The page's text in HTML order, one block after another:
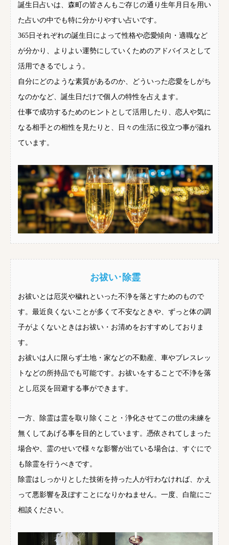
誕生日占いは、森町の皆さんもご存じの通り生年月日を用い
た占いの中でも特に分かりやすい占いです。
365日それぞれの誕生日によって性格や恋愛傾向・適職など
が分かり、よりよい運勢にしていくためのアドバイスとして
活用できるでしょう。
自分にどのような素質があるのか、どういった恋愛をしがち
なのかなど、誕生日だけで個人の特性を占えます。
仕事で成功するためのヒントとして活用したり、恋人や気に
なる相手との相性を見たりと、日々の生活に役立つ事が溢れ
ています。
お祓い･除霊
お祓いとは厄災や穢れといった不浄を落とすためのもので
す。最近良くないことが多くて不安なときや、ずっと体の調
子がよくないときはお祓い・お清めをおすすめしておりま
す。
お祓いは人に限らず土地・家などの不動産、車やブレスレッ
トなどの所持品でも可能です。お祓いをすることで不浄を落
とし厄災を回避する事ができます。
一方、除霊は霊を取り除くこと・浄化させてこの世の未練を
無くしてあげる事を目的としています。憑依されてしまった
場合や、霊のせいで様々な影響が出ている場合は、すぐにで
も除霊を行うべきです。
除霊はしっかりとした技術を持った人が行わなければ、かえ
って悪影響を及ぼすことになりかねません。一度、白龍にご
相談ください。